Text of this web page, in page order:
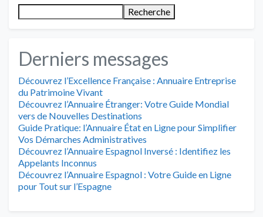
Recherche
Derniers messages
Découvrez l’Excellence Française : Annuaire Entreprise
du Patrimoine Vivant
Découvrez l’Annuaire Étranger: Votre Guide Mondial
vers de Nouvelles Destinations
Guide Pratique: l’Annuaire État en Ligne pour Simplifier
Vos Démarches Administratives
Découvrez l’Annuaire Espagnol Inversé : Identifiez les
Appelants Inconnus
Découvrez l’Annuaire Espagnol : Votre Guide en Ligne
pour Tout sur l’Espagne